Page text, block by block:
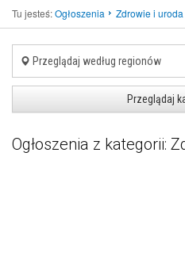
Tu jesteś:Ogłoszenia Zdrowie i uroda
Przeglądaj według regionów
Przeglądaj
Ogłoszenia z kategorii: